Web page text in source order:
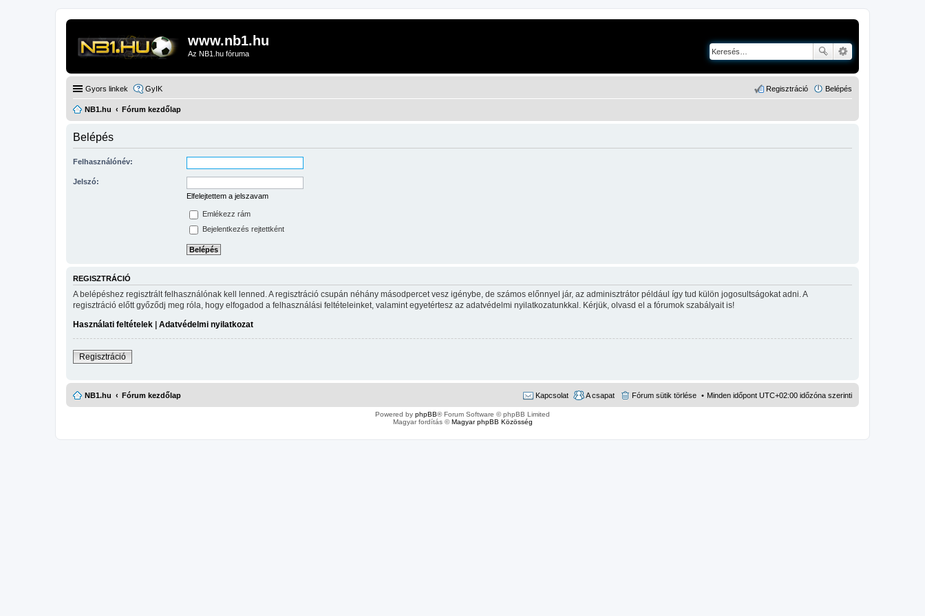
www.nb1.hu
Az NB1.hu fóruma
Gyors linkek GyIK Belépés
Regisztráció
NB1.hu Fórum kezdőlap
Belépés
Felhasználónév:
Jelszó:
Elfelejtettem a jelszavam
Emlékezz rám
Bejelentkezés rejtettként
REGISZTRÁCIÓ
A belépéshez regisztrált felhasználónak kell lenned. A regisztráció csupán néhány másodpercet vesz igénybe, de számos előnnyel jár, az adminisztrátor például így tud külön jogosultságokat adni. A
regisztráció előtt győződj meg róla, hogy elfogadod a felhasználási feltételeinket, valamint egyetértesz az adatvédelmi nyilatkozatunkkal. Kérjük, olvasd el a fórumok szabályait is!
Használati feltételek
Adatvédelmi nyilatkozat
Regisztráció
NB1.hu Fórum kezdőlap Minden időpont UTC+02:00 időzóna szerinti
Fórum sütik törlése
A csapat
Kapcsolat
Powered by phpBB® Forum Software © phpBB Limited
Magyar fordítás ©Magyar phpBB Közösség